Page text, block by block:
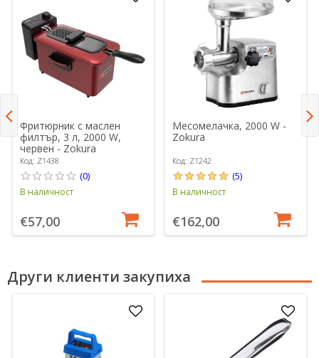
Фритюрник с маслен
филтър, 3 л, 2000 W,
червен - Zokura
Код: Z1438
(0)
В наличност
€57,00
Месомелачка, 2000 W -
Zokura
Код: Z1242
(5)
В наличност
€162,00
Други клиенти закупиха